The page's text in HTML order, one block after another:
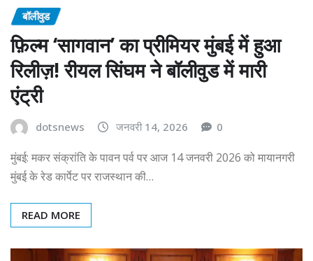
बॉलीवुड
फ़िल्म ‘सागवान’ का प्रीमियर मुंबई में हुआ
रिलीज़! रीयल सिंघम ने बॉलीवुड में मारी
एंट्री
dotsnews जनवरी 14, 2026 0
मुंबई: मकर संक्रांति के पावन पर्व पर आज 14 जनवरी 2026 को मायानगरी
मुंबई के रेड कार्पेट पर राजस्थान की…
READ MORE